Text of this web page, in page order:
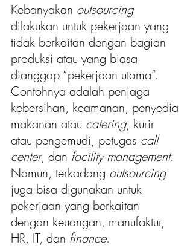
Kebanyakan outsourcing
dilakukan untuk pekerjaan yang
tidak berkaitan dengan bagian
produksi atau yang biasa
dianggap “pekerjaan utama”.
Contohnya adalah penjaga
kebersihan, keamanan, penyedia
makanan atau catering, kurir
atau pengemudi, petugas call
center, dan facility management.
Namun, terkadang outsourcing
juga bisa digunakan untuk
pekerjaan yang berkaitan
dengan keuangan, manufaktur,
HR, IT, dan finance.